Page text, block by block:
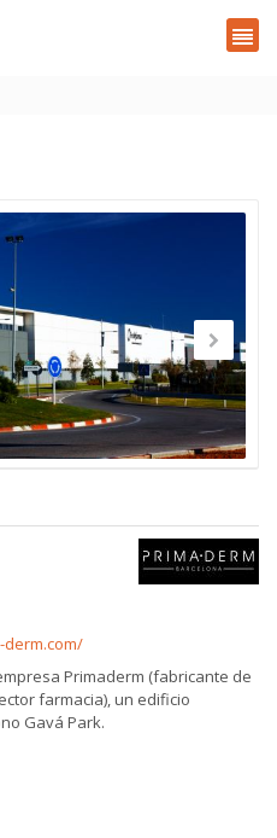
Primaderm (fabricante de
farmacia), un edificio
Gavá Park.